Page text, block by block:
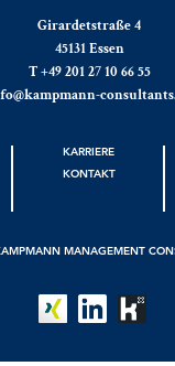
Girardetstraße 4
45131 Essen
T +49 201 27 10 66 55
KARRIERE
KONTAKT
MANAGEMENT